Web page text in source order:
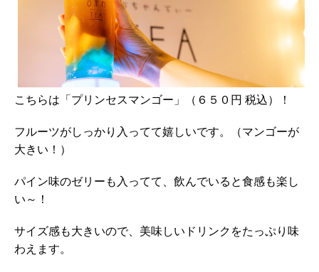
こちらは「プリンセスマンゴー」（６５０円 税込）！
フルーツがしっかり入ってて嬉しいです。（マンゴーが
大きい！）
パイン味のゼリーも入ってて、飲んでいると食感も楽し
い～！
サイズ感も大きいので、美味しいドリンクをたっぷり味
わえます。